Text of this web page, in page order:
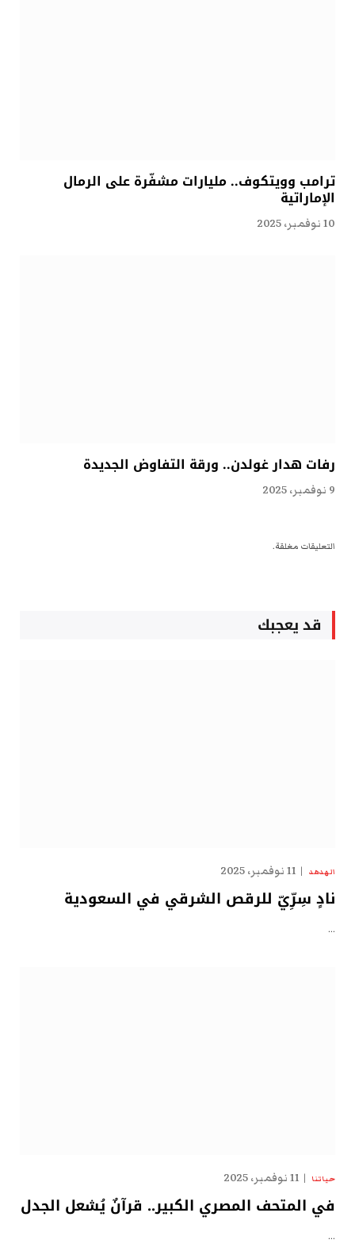
ترامب وويتكوف.. مليارات مشفّرة على الرمال
الإماراتية
10 نوفمبر، 2025
رفات هدار غولدن.. ورقة التفاوض الجديدة
9 نوفمبر، 2025
التعليقات مغلقة.
قد يعجبك
الهدهد 11 نوفمبر، 2025
نادٍ سِرِّيّ للرقص الشرقي في السعودية
…
حياتنا 11 نوفمبر، 2025
في المتحف المصري الكبير.. قرآنٌ يُشعل الجدل
…